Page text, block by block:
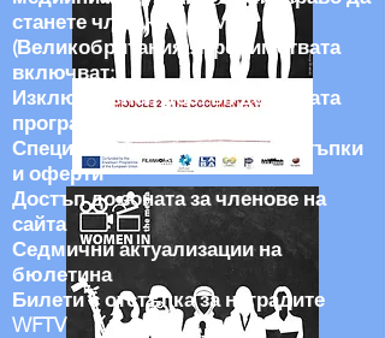
станете член на WFTV
(Великобритания). Предимствата
включват:
Изключителен достъп до нашата
програма за събития
Специални индустриални отстъпки
и оферти
Достъп до зоната за членове на
сайта
Седмични актуализации на
бюлетина
Билети с отстъпка за наградите
WFTV